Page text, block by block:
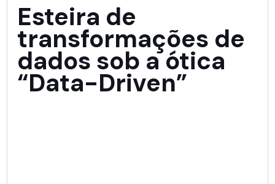
Esteira de
transformações de
dados sob a ótica
“Data-Driven”